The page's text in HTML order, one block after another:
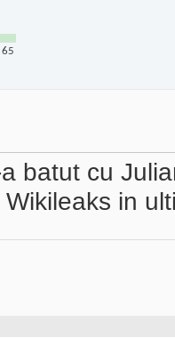
65
batut cu
Wikileaks in